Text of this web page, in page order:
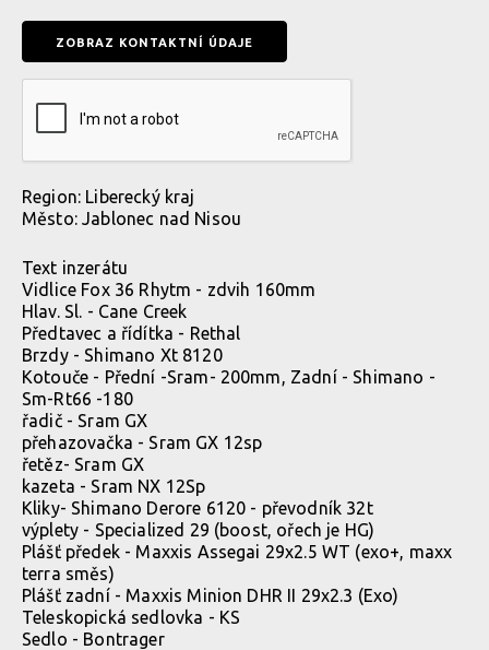
Region: Liberecký kraj
Město:Jablonec nad Nisou
Text inzerátu
Vidlice Fox 36 Rhytm - zdvih 160mm
Hlav. Sl. - Cane Creek
Předtavec a řídítka - Rethal
Brzdy - Shimano Xt 8120
Kotouče - Přední -Sram- 200mm, Zadní - Shimano -
Sm-Rt66 -180
řadič - Sram GX
přehazovačka - Sram GX 12sp
řetěz- Sram GX
kazeta - Sram NX 12Sp
Kliky- Shimano Derore 6120 - převodník 32t
výplety - Specialized 29 (boost, ořech je HG)
Plášť předek - Maxxis Assegai 29x2.5 WT (exo+, maxx
terra směs)
Plášť zadní - Maxxis Minion DHR II 29x2.3 (Exo)
Teleskopická sedlovka - KS
Sedlo - Bontrager